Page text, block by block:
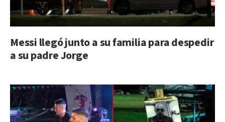
Messi llegó junto a su familia para despedir
a su padre Jorge